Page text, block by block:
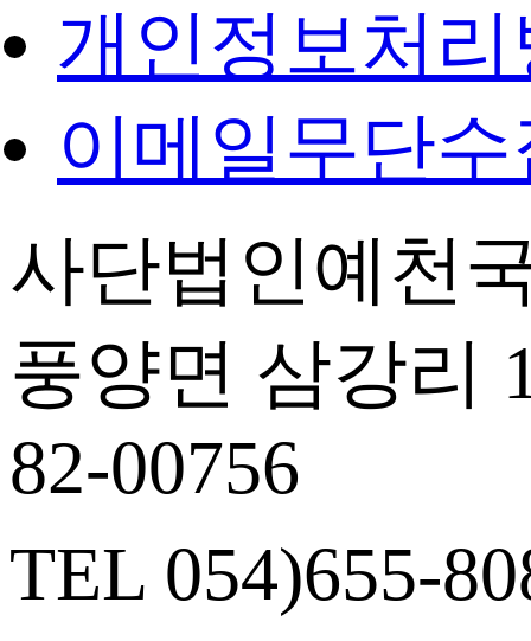
개인정보처
이메일무단
사단법인예천
풍양면 삼강리
82-00756
TEL 054)655-